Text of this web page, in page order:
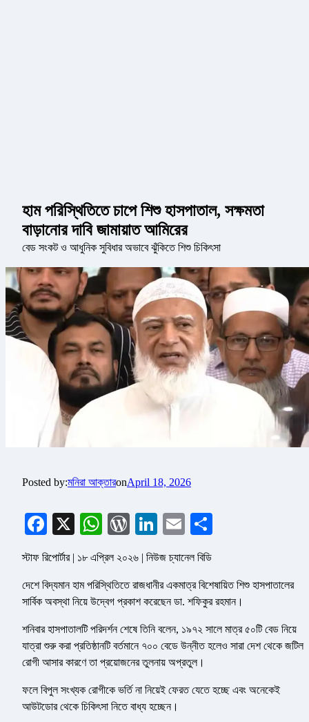
হাম পরিস্থিতিতে চাপে শিশু হাসপাতাল, সক্ষমতা
বাড়ানোর দাবি জামায়াত আমিরের
বেড সংকট ও আধুনিক সুবিধার অভাবে ঝুঁকিতে শিশু চিকিৎসা
Posted by:মনিরা আক্তারonApril 18, 2026
Facebook
X WhatsApp
WordPress
LinkedIn
Email
স্টাফ রিপোর্টার | ১৮ এপ্রিল ২০২৬ | নিউজ চ্যানেল বিডি
দেশে বিদ্যমান হাম পরিস্থিতিতে রাজধানীর একমাত্র বিশেষায়িত শিশু হাসপাতালের
সার্বিক অবস্থা নিয়ে উদ্বেগ প্রকাশ করেছেন ডা. শফিকুর রহমান।
শনিবার হাসপাতালটি পরিদর্শন শেষে তিনি বলেন, ১৯৭২ সালে মাত্র ৫০টি বেড নিয়ে
যাত্রা শুরু করা প্রতিষ্ঠানটি বর্তমানে ৭০০ বেডে উন্নীত হলেও সারা দেশ থেকে জটিল
রোগী আসার কারণে তা প্রয়োজনের তুলনায় অপ্রতুল।
ফলে বিপুল সংখ্যক রোগীকে ভর্তি না নিয়েই ফেরত যেতে হচ্ছে এবং অনেকেই
আউটডোর থেকে চিকিৎসা নিতে বাধ্য হচ্ছেন।